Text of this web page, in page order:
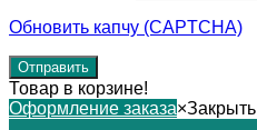
Обновить капчу (CAPTCHA)
Товар в корзине!
Оформление заказа×Закрыть